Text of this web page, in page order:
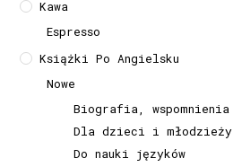
Kawa
Espresso
Książki Po Angielsku
Nowe
Biografia, wspomnienia
Dla dzieci i młodzieży
Do nauki języków